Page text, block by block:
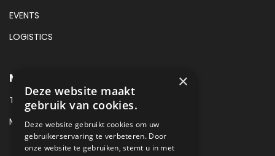
EVENTS
LOGISTICS
METROPOLE MUSEUM CONTACT
TEL:+31 (0) 88 425 94 00
MAIL:MUSEUM@METROPOLE.NL
×
Deze website maakt
gebruik van cookies.
Deze website gebruikt cookies om uw
gebruikerservaring te verbeteren. Door
onze website te gebruiken, stemt u in met